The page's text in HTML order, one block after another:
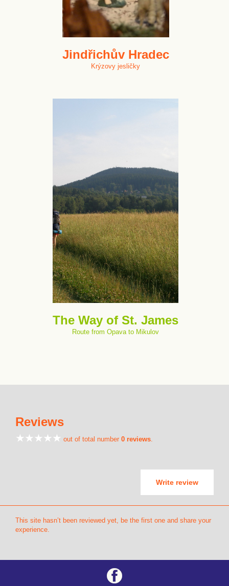
Jindřichův Hradec
Krýzovy jesličky
The Way of St. James
Route from Opava to Mikulov
Reviews
out of total number 0 reviews.
Write review
This site hasn’t been reviewed yet, be the first one and share your
experience.